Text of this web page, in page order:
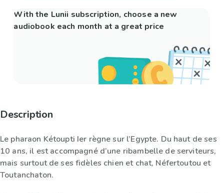
With the Lunii subscription, choose a new
audiobook each month at a great price
Description
Le pharaon Kétoupti Ier règne sur l’Egypte. Du haut de ses
10 ans, il est accompagné d’une ribambelle de serviteurs,
mais surtout de ses fidèles chien et chat, Néfertoutou et
Toutanchaton.